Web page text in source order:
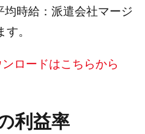
時給：派遣会社マージ
。
ロードはこちらから
利益率